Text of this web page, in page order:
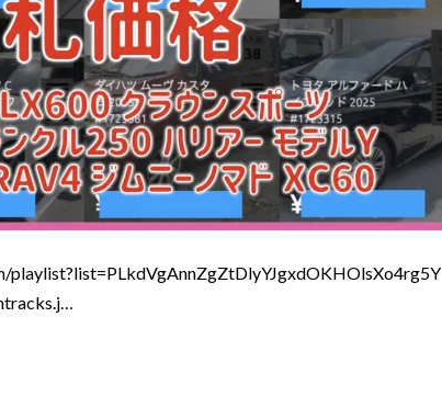
playlist?list=PLkdVgAnnZgZtDlyYJgxdOKHOlsXo4rg5Y